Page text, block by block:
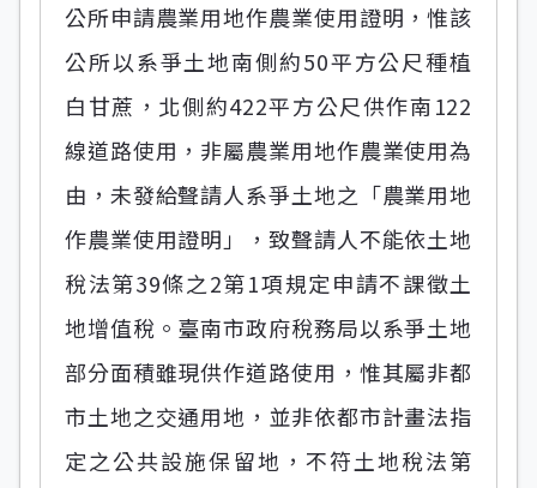
公所申請農業用地作農業使用證明，惟該
公所以系爭土地南側約50平方公尺種植
白甘蔗，北側約422平方公尺供作南122
線道路使用，非屬農業用地作農業使用為
由，未發給聲請人系爭土地之「農業用地
作農業使用證明」，致聲請人不能依土地
稅法第39條之2第1項規定申請不課徵土
地增值稅。臺南市政府稅務局以系爭土地
部分面積雖現供作道路使用，惟其屬非都
市土地之交通用地，並非依都市計畫法指
定之公共設施保留地，不符土地稅法第